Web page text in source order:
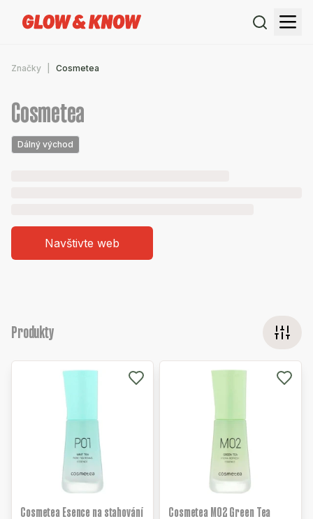
Značky Cosmetea
Cosmetea
Dálný východ
Navštivte web
Produkty
Cosmetea Esence na stahování
Cosmetea M02 Green Tea